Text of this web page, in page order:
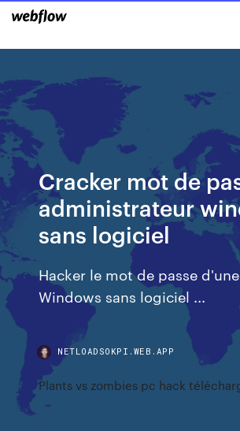
Cracker mot de
administrateur
sans logiciel
Hacker le mot de passe
Windows sans logiciel ...
NETLOADSOKPI.WEB.APP
Plants vs zombies pc hack